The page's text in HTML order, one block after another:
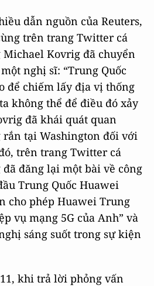
dẫn nguồn của Reuters,
trên trang Twitter cá
Michael Kovrig đã chuyển
nghị sĩ: “Trung Quốc
để chiếm lấy địa vị thống
không thể để điều đó xảy
đã khái quát quan
rắn tại Washington đối với
trên trang Twitter cá
đăng lại một bài về công
Trung Quốc Huawei
cho phép Huawei Trung
vụ mạng 5G của Anh” và
sáng suốt trong sự kiện
khi trả lời phỏng vấn